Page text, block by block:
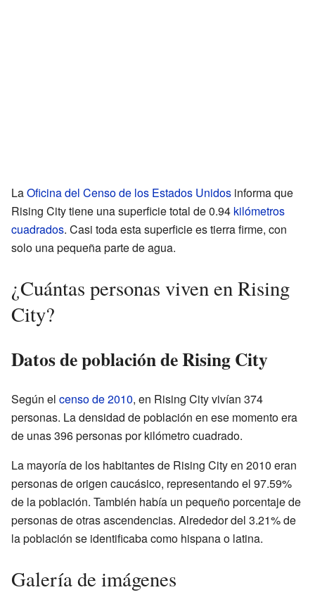
LaOficina del Censo de los Estados Unidos informa que
Rising City tiene una superficie total de 0.94 kilómetros
cuadrados. Casi toda esta superficie es tierra firme, con
solo una pequeña parte de agua.
¿Cuántas personas viven en Rising
City?
Datos de población de Rising City
Según el censo de 2010, en Rising City vivían 374
personas. La densidad de población en ese momento era
de unas 396 personas por kilómetro cuadrado.
La mayoría de los habitantes de Rising City en 2010 eran
personas de origen caucásico, representando el 97.59%
de la población. También había un pequeño porcentaje de
personas de otras ascendencias. Alrededor del 3.21% de
la población se identificaba como hispana o latina.
Galería de imágenes